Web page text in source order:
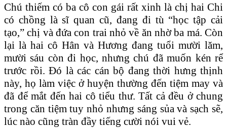
Chú thiếm có ba cô con gái rất xinh là chị hai Chi
có chồng là sĩ quan cũ, đang đi tù “học tập cải
tạo,” chị và đứa con trai nhỏ về ăn nhờ ba má. Còn
lại là hai cô Hân và Hương đang tuổi mười lăm,
mười sáu còn đi học, nhưng chú đã muốn kén rể
trước rồi. Đó là các cán bộ đang thời hưng thịnh
này, họ làm việc ở huyện thường đến tiệm may và
đã để mắt đến hai cô tiểu thư. Tất cả đều ở chung
trong căn tiệm tuy nhỏ nhưng sáng sủa và sạch sẽ,
lúc nào cũng tràn đầy tiếng cười nói vui vẻ.